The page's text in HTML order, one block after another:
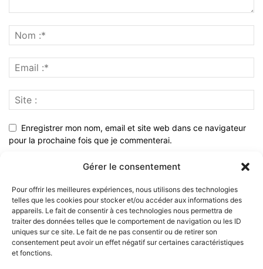
Gérer le consentement
Pour offrir les meilleures expériences, nous utilisons des technologies
telles que les cookies pour stocker et/ou accéder aux informations des
appareils. Le fait de consentir à ces technologies nous permettra de
traiter des données telles que le comportement de navigation ou les ID
uniques sur ce site. Le fait de ne pas consentir ou de retirer son
consentement peut avoir un effet négatif sur certaines caractéristiques
et fonctions.
Enregistrer mon nom, email et site web dans ce navigateur
pour la prochaine fois que je commenterai.